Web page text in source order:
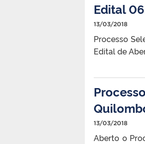
Edital
13/03/2018
Processo
Edital de
13/03/2018
Aberto o